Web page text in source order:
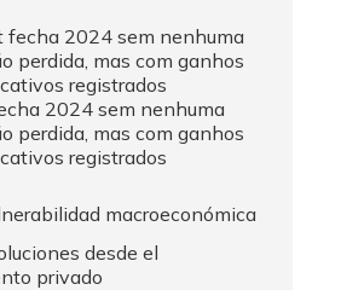
2024 sem nenhuma
perdida, mas com ganhos
registrados
macroeconómica
desde el
privado